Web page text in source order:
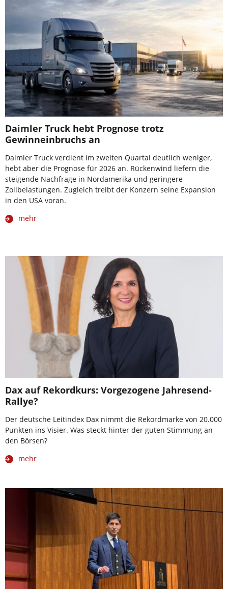
Daimler Truck hebt Prognose trotz
Gewinneinbruchs an
Daimler Truck verdient im zweiten Quartal deutlich weniger,
hebt aber die Prognose für 2026 an. Rückenwind liefern die
steigende Nachfrage in Nordamerika und geringere
Zollbelastungen. Zugleich treibt der Konzern seine Expansion
in den USA voran.
mehr
Dax auf Rekordkurs: Vorgezogene Jahresend-
Rallye?
Der deutsche Leitindex Dax nimmt die Rekordmarke von 20.000
Punkten ins Visier. Was steckt hinter der guten Stimmung an
den Börsen?
mehr